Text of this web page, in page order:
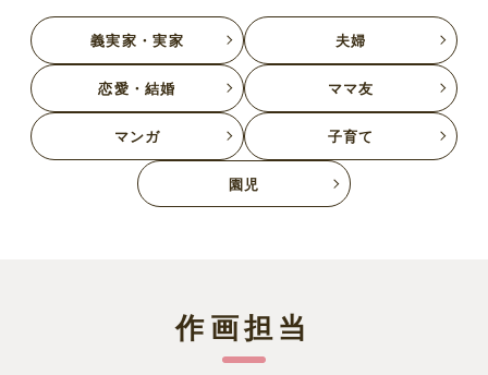
義実家・実家 夫婦
恋愛・結婚 ママ友
マンガ 子育て
園児
作画担当